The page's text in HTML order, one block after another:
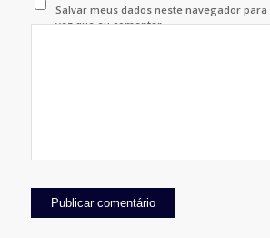
Salvar meus dados neste navegador
vez que eu comentar.